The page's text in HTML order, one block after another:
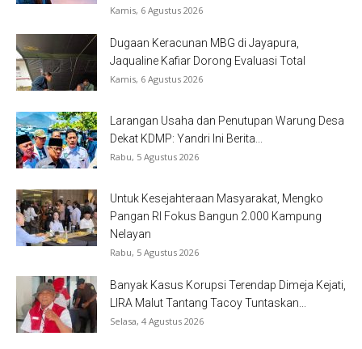
Kamis, 6 Agustus 2026
Dugaan Keracunan MBG di Jayapura,
Jaqualine Kafiar Dorong Evaluasi Total
Kamis, 6 Agustus 2026
Larangan Usaha dan Penutupan Warung Desa
Dekat KDMP: Yandri Ini Berita...
Rabu, 5 Agustus 2026
Untuk Kesejahteraan Masyarakat, Mengko
Pangan RI Fokus Bangun 2.000 Kampung
Nelayan
Rabu, 5 Agustus 2026
Banyak Kasus Korupsi Terendap Dimeja Kejati,
LIRA Malut Tantang Tacoy Tuntaskan...
Selasa, 4 Agustus 2026